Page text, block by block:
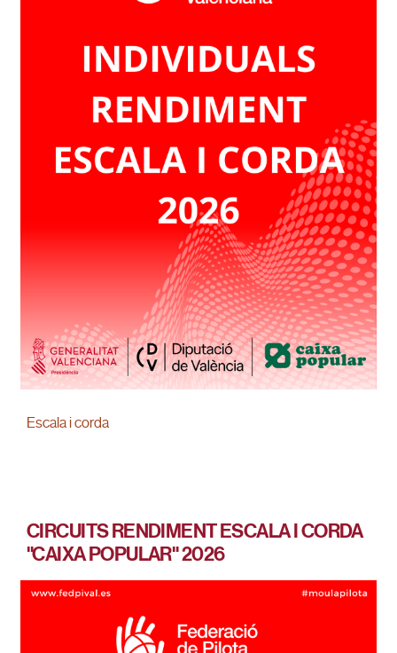
Escala i corda
CIRCUITS RENDIMENT ESCALA I CORDA
"CAIXA POPULAR" 2026